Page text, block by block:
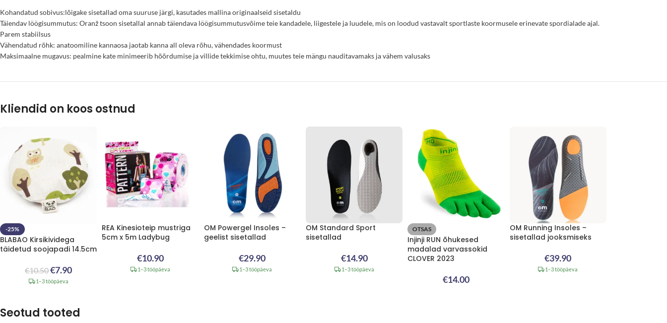
Kohandatud sobivus:lõigake sisetallad oma suuruse järgi, kasutades mallina originaalseid sisetaldu
Täiendav löögisummutus: Oranž tsoon sisetallal annab täiendava löögisummutusvõime teie kandadele, liigestele ja luudele, mis on loodud vastavalt sportlaste koormusele erinevate spordialade ajal.
Parem stabiilsus
Vähendatud rõhk: anatoomiline kannaosa jaotab kanna all oleva rõhu, vähendades koormust
Maksimaalne mugavus: pealmine kate minimeerib hõõrdumise ja villide tekkimise ohtu, muutes teie mängu nauditavamaks ja vähem valusaks
Kliendid on koos ostnud
-25%
BLABAO Kirsikividega
täidetud soojapadi 14.5cm
€10.50€7.90
1–3 tööpäeva
REA Kinesioteip mustriga
5cm x 5m Ladybug
€10.90
1–3 tööpäeva
OM Powergel Insoles –
geelist sisetallad
€29.90
1–3 tööpäeva
OM Standard Sport
sisetallad
€14.90
1–3 tööpäeva
OTSAS
Injinji RUN õhukesed
madalad varvassokid
CLOVER 2023
€14.00
OM Running Insoles –
sisetallad jooksmiseks
€39.90
1–3 tööpäeva
Seotud tooted